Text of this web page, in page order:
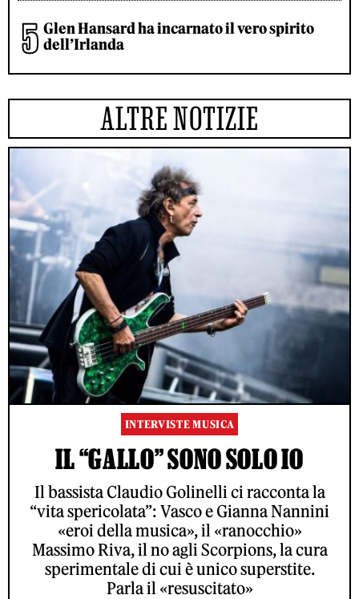
Glen Hansard ha incarnato il vero spirito
dell’Irlanda
ALTRE NOTIZIE
INTERVISTE MUSICA
IL “GALLO” SONO SOLO IO
Il bassista Claudio Golinelli ci racconta la
“vita spericolata”: Vasco e Gianna Nannini
«eroi della musica», il «ranocchio»
Massimo Riva, il no agli Scorpions, la cura
sperimentale di cui è unico superstite.
Parla il «resuscitato»